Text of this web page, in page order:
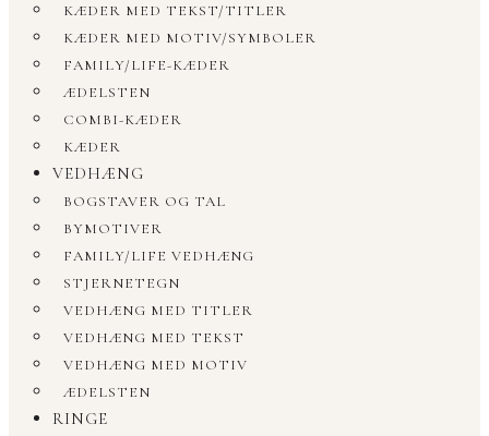
KÆDER MED TEKST/TITLER
KÆDER MED MOTIV/SYMBOLER
FAMILY/LIFE-KÆDER
ÆDELSTEN
COMBI-KÆDER
KÆDER
VEDHÆNG
BOGSTAVER OG TAL
BYMOTIVER
FAMILY/LIFE VEDHÆNG
STJERNETEGN
VEDHÆNG MED TITLER
VEDHÆNG MED TEKST
VEDHÆNG MED MOTIV
ÆDELSTEN
RINGE